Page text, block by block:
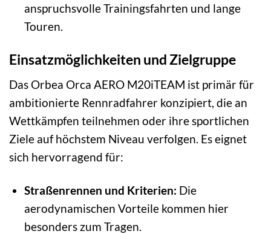
anspruchsvolle Trainingsfahrten und lange
Touren.
Einsatzmöglichkeiten und Zielgruppe
Das Orbea Orca AERO M20iTEAM ist primär für
ambitionierte Rennradfahrer konzipiert, die an
Wettkämpfen teilnehmen oder ihre sportlichen
Ziele auf höchstem Niveau verfolgen. Es eignet
sich hervorragend für:
Straßenrennen und Kriterien: Die
aerodynamischen Vorteile kommen hier
besonders zum Tragen.